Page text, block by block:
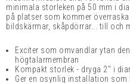
minimala storleken på 50 mm i
på platser som kommer
bildskärmar, skåpdörrar... till och
Exciter som omvandlar ytan
högtalarmembran
Kompakt storlek - dryga 2" i
Ger en osynlig installation